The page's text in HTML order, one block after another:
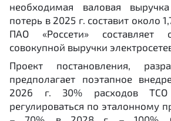
необходимая валовая
потерь в 2025 г. составит около
ПАО «Россети»
совокупной выручки
Проект постановления,
предполагает поэтапное
2026 г. 30% расходов
регулироваться по эталонному